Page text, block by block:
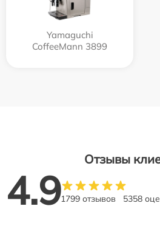
Yamaguchi
CoffeeMann 3899
Отзывы
4.91799 отзывов 5358